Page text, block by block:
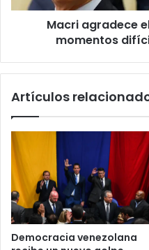
difíciles
Macri agradece
momentos
Artículos
Democracia venezolana